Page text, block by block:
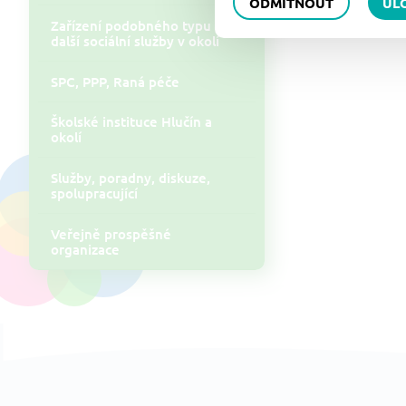
Zařízení podobného typu a
další sociální služby v okolí
SPC, PPP, Raná péče
Školské instituce Hlučín a
okolí
Služby, poradny, diskuze,
spolupracující
Veřejně prospěšné
organizace
Pokud jste v
ODMÍTNOUT